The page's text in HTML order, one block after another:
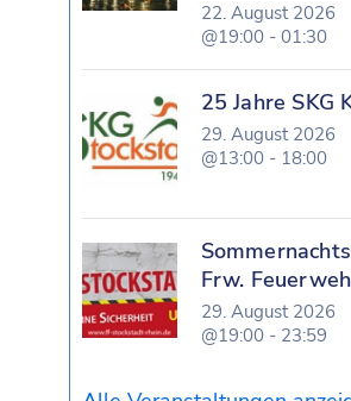
22. August 2026
@19:00 - 01:30
25 Jahre SKG
29. August 2026
@13:00 - 18:00
Frw.
29. August 2026
@19:00 - 23:59